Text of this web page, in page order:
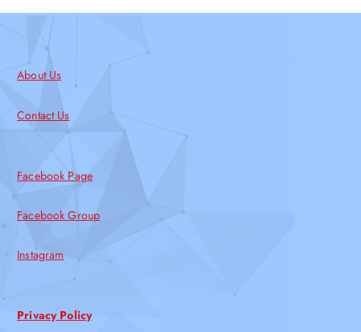
About Us
Contact Us
Facebook Page
Facebook Group
Instagram
Privacy Policy